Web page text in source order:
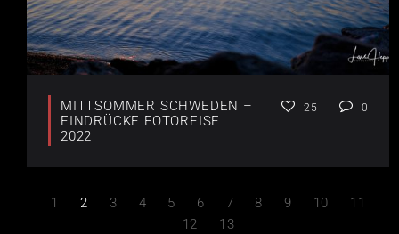
MITTSOMMER SCHWEDEN –
EINDRÜCKE FOTOREISE
2022
25 0
1 2 3 4 5 6 7 8 9 10
11
12
13